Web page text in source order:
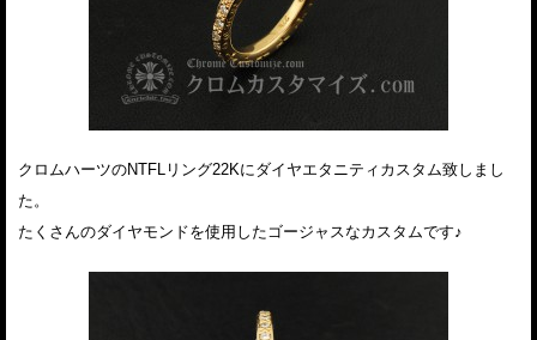
クロムハーツのNTFLリング22Kにダイヤエタニティカスタム致しまし
た。
たくさんのダイヤモンドを使用したゴージャスなカスタムです♪